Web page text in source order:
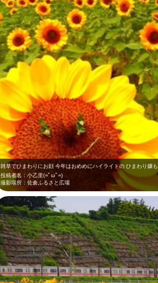
雑草でひまわりにお顔 今年はおめめにハイライトの ひまわり嬢も
投稿者名：小乙里(=ﾟωﾟ=)
撮影場所：佐倉ふるさと広場